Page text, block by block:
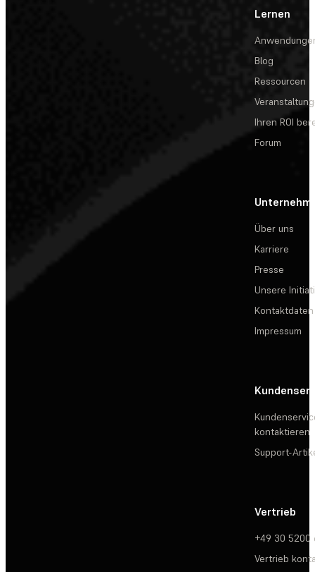
Lernen
Blog
Ressourcen
Ihren ROI
Forum
Über uns
Karriere
Presse
Unsere
Kontaktdaten
Impressum
kontaktieren
Support-
Vertrieb
+49 30 5200
Vertrieb